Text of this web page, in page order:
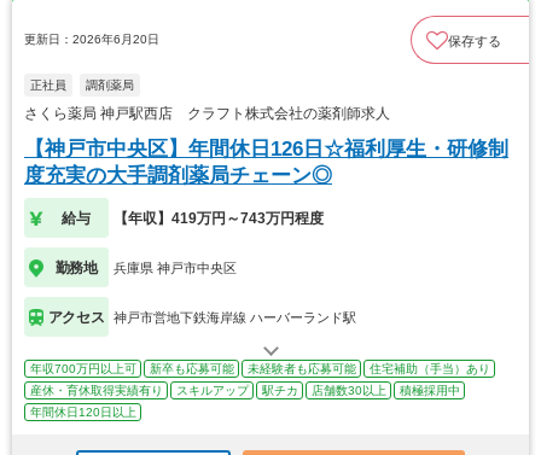
更新日：2026年6月20日 保存する
正社員 調剤薬局
さくら薬局 神戸駅西店 クラフト株式会社の薬剤師求人
【神戸市中央区】年間休日126日☆福利厚生・研修制
度充実の大手調剤薬局チェーン◎
給与 【年収】419万円～743万円程度
勤務地 兵庫県 神戸市中央区
アクセス 神戸市営地下鉄海岸線 ハーバーランド駅
年収700万円以上可 新卒も応募可能 未経験者も応募可能
住宅補助（手当）あり
産休・育休取得実績有り
スキルアップ 駅チカ 店舗数30以上
積極採用中
年間休日120日以上